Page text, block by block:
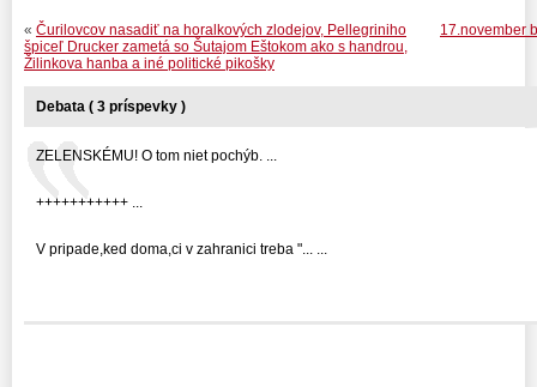
17.november
« Čurilovcov nasadiť na horalkových zlodejov, Pellegriniho
špiceľ Drucker zametá so Šutajom Eštokom ako s handrou,
Žilinkova hanba a iné politické pikošky
Debata ( 3 príspevky )
ZELENSKÉMU! O tom niet pochýb. ...
+++++++++++ ...
V pripade,ked doma,ci v zahranici treba "... ...